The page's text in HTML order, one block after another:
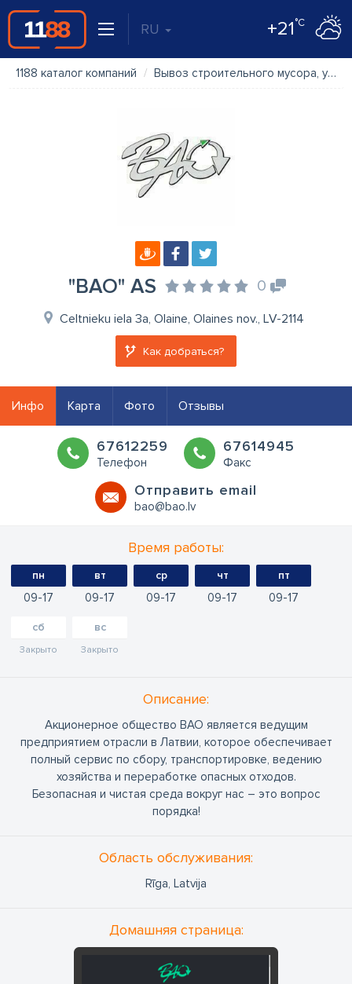
RU +21°C
1188 каталог компаний Вывоз строительного мусора, управление отходами
"BAO" AS 0
Celtnieku iela 3a, Olaine, Olaines nov., LV-2114
Как добраться?
Инфо Карта Фото Отзывы
67612259
Телефон
67614945
Факс
Oтправить email
bao@bao.lv
Время работы:
пн
09 17
вт
09 17
ср
09 17
чт
09 17
пт
09 17
сб
Закрыто
вс
Закрыто
Oписание:
Акционерное общество BAO является ведущим
предприятием отрасли в Латвии, которое обеспечивает
полный сервис по сбору, транспортировке, ведению
хозяйства и переработке опасных отходов.
Безопасная и чистая среда вокруг нас – это вопрос
порядка!
Область обслуживания:
Rīga, Latvija
Домашняя страница: